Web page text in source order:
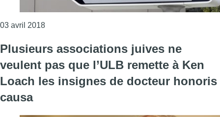
03 avril 2018Consulter l'article "Polémique autour de Ken
Plusieurs associations juives ne
veulent pas que l’ULB remette à Ken
Loach les insignes de docteur honoris
causa